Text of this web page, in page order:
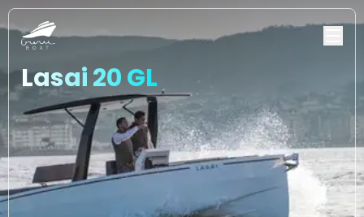
Lasai 20 GL